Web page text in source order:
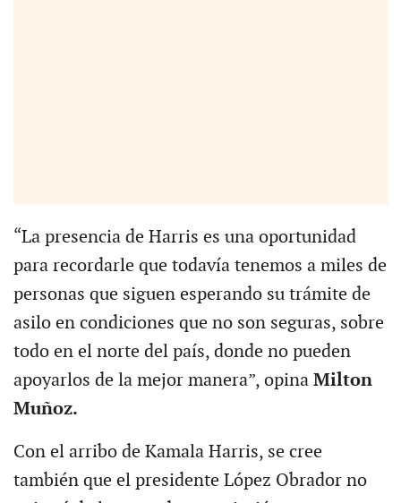
“La presencia de Harris es una oportunidad
para recordarle que todavía tenemos a miles de
personas que siguen esperando su trámite de
asilo en condiciones que no son seguras, sobre
todo en el norte del país, donde no pueden
apoyarlos de la mejor manera”, opina Milton
Muñoz.
Con el arribo de Kamala Harris, se cree
también que el presidente López Obrador no